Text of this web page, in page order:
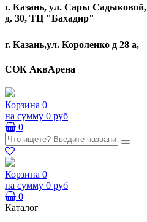
г. Казань, ул. Сары Садыковой,
д. 30, ТЦ "Бахадир"
г. Казань,ул. Короленко д 28 а,
СОК АквАрена
Корзина 0
на сумму 0 руб
0
Корзина 0
на сумму 0 руб
0
Каталог